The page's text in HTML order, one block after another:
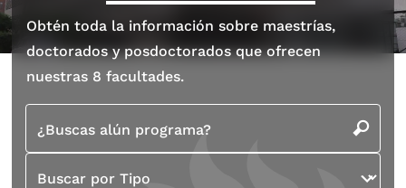
Obtén toda la información sobre maestrías,
doctorados y posdoctorados que ofrecen
nuestras 8 facultades.
¿Buscas alún programa?
Buscar por Tipo